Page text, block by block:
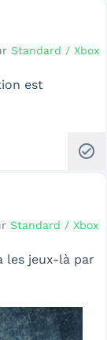
Standard / Xbox
est
check_circle
Standard / Xbox
les jeux-là par